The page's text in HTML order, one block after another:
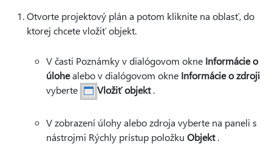
Otvorte projektový plán a potom kliknite na oblasť, do
ktorej chcete vložiť objekt.
V časti Poznámky v dialógovom okne Informácie o
úlohealebo v dialógovom okne Informácie o zdroji
vyberte
Vložiť objekt.
V zobrazení úlohy alebo zdroja vyberte na paneli s
nástrojmi Rýchly prístup položku Objekt.